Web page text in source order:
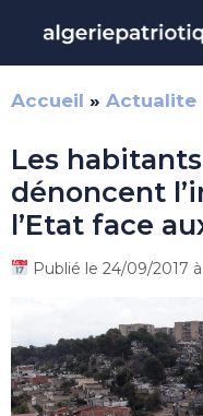
contenu
Accueil » Actualite
Les
dénoncent
l’Etat face
Publié le 24/09/2017 à